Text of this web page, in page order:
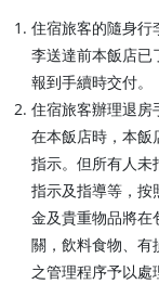
住宿旅客的隨身行
李送達前本飯店已
報到手續時交付。
住宿旅客辦理退房
在本飯店時，本飯
指示。但所有人未
指示及指導等，按
金及貴重物品將在
關，飲料食物、有
之管理程序予以處